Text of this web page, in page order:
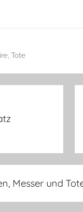
, Tote
Messer und